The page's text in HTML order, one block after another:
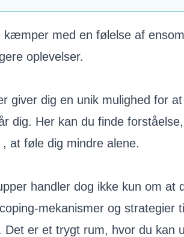
kæmper med en følelse af
oplevelser.
giver dig en unik mulighed for
dig. Her kan du finde
at føle dig mindre alene.
handler dog ikke kun om at
mekanismer og strategier
Det er et trygt rum, hvor du kan